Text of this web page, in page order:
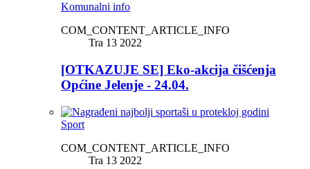
Komunalni info
COM_CONTENT_ARTICLE_INFO
Tra 13 2022
[OTKAZUJE SE] Eko-akcija čišćenja
Općine Jelenje - 24.04.
Sport
COM_CONTENT_ARTICLE_INFO
Tra 13 2022